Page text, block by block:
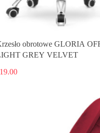
obrotowe GLORIA
GREY VELVET